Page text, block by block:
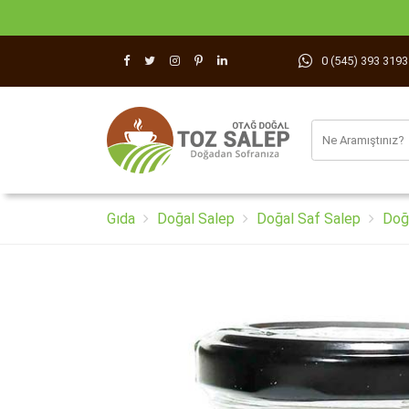
0 (545) 393 3193
Gıda Doğal Salep Doğal Saf Salep